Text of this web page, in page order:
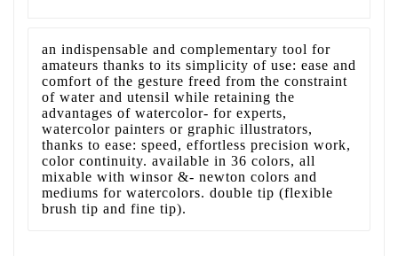
an indispensable and complementary tool for
amateurs thanks to its simplicity of use: ease and
comfort of the gesture freed from the constraint
of water and utensil while retaining the
advantages of watercolor- for experts,
watercolor painters or graphic illustrators,
thanks to ease: speed, effortless precision work,
color continuity. available in 36 colors, all
mixable with winsor &- newton colors and
mediums for watercolors. double tip (flexible
brush tip and fine tip).